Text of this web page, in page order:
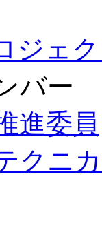
ジェ
バー
進委員
クニ